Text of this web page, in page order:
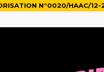
N°0020/HAAC/